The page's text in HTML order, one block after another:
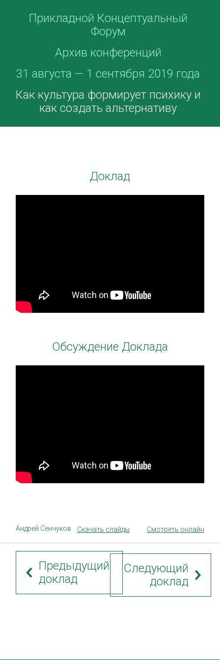
Прикладной Концептуальный
Форум
Архив конференций
31 августа — 1 сентября 2019 года
Как культура формирует психику и
как создать альтернативу
Доклад
Обсуждение Доклада
Андрей Сенчуков Скачать слайды Смотреть онлайн
Предыдущий
доклад
Следующий
доклад